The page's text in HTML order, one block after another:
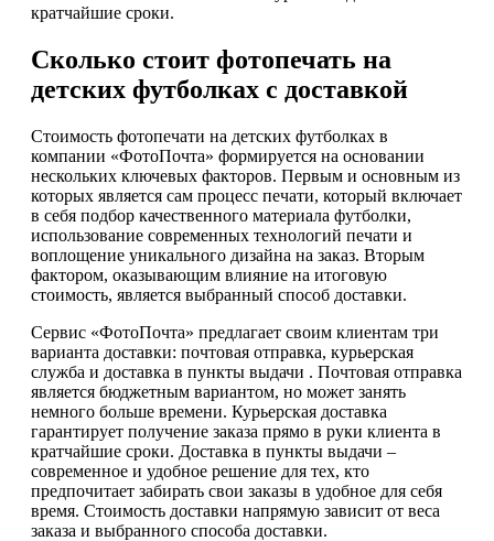
кратчайшие сроки.
Сколько стоит фотопечать на
детских футболках с доставкой
Стоимость фотопечати на детских футболках в
компании «ФотоПочта» формируется на основании
нескольких ключевых факторов. Первым и основным из
которых является сам процесс печати, который включает
в себя подбор качественного материала футболки,
использование современных технологий печати и
воплощение уникального дизайна на заказ. Вторым
фактором, оказывающим влияние на итоговую
стоимость, является выбранный способ доставки.
Сервис «ФотоПочта» предлагает своим клиентам три
варианта доставки: почтовая отправка, курьерская
служба и доставка в пункты выдачи . Почтовая отправка
является бюджетным вариантом, но может занять
немного больше времени. Курьерская доставка
гарантирует получение заказа прямо в руки клиента в
кратчайшие сроки. Доставка в пункты выдачи –
современное и удобное решение для тех, кто
предпочитает забирать свои заказы в удобное для себя
время. Стоимость доставки напрямую зависит от веса
заказа и выбранного способа доставки.